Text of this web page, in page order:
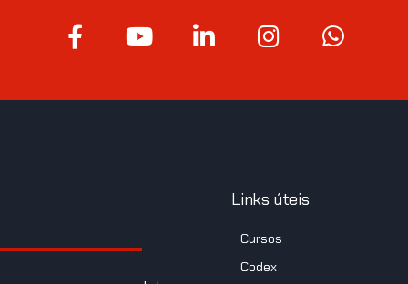
Links úteis
Cursos
Codex